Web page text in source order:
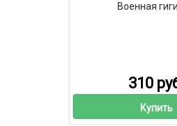
Военная
310
Купить